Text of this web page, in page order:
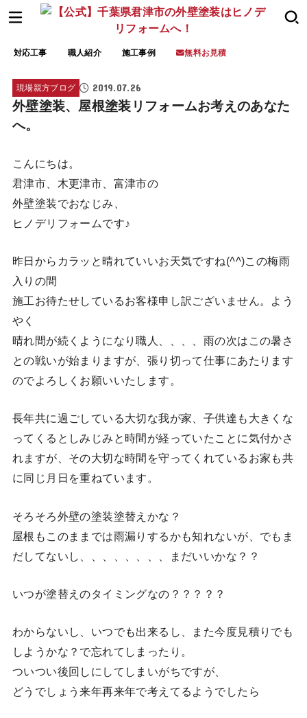
対応工事 職人紹介 施工事例 無料お見積
現場親方ブログ 2019.07.26
外壁塗装、屋根塗装リフォームお考えのあなた
へ。
こんにちは。
君津市、木更津市、富津市の
外壁塗装でおなじみ、
ヒノデリフォームです♪
昨日からカラッと晴れていいお天気ですね(^^)この梅雨
入りの間
施工お待たせしているお客様申し訳ございません。よう
やく
晴れ間が続くようになり職人、、、、雨の次はこの暑さ
との戦いが始まりますが、張り切って仕事にあたります
のでよろしくお願いいたします。
長年共に過ごしている大切な我が家、子供達も大きくな
ってくるとしみじみと時間が経っていたことに気付かさ
れますが、その大切な時間を守ってくれているお家も共
に同じ月日を重ねています。
そろそろ外壁の塗装塗替えかな？
屋根もこのままでは雨漏りするかも知れないが、でもま
だしてないし、、、、、、、、まだいいかな？？
いつが塗替えのタイミングなの？？？？？
わからないし、いつでも出来るし、また今度見積りでも
しようかな？で忘れてしまったり。
ついつい後回しにしてしまいがちですが、
どうでしょう来年再来年で考えてるようでしたら